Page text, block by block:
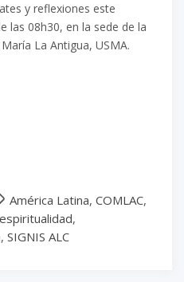
y reflexiones este
las 08h30, en la sede de la
La Antigua, USMA.
América Latina, COMLAC,
espiritualidad,
, SIGNIS ALC